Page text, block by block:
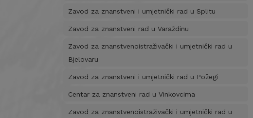
Zavod za znanstveni i umjetnički rad u Splitu
Zavod za znanstveni rad u Varaždinu
Zavod za znanstvenoistraživački i umjetnički rad u
Bjelovaru
Zavod za znanstveni i umjetnički rad u Požegi
Centar za znanstveni rad u Vinkovcima
Zavod za znanstvenoistraživački i umjetnički rad u